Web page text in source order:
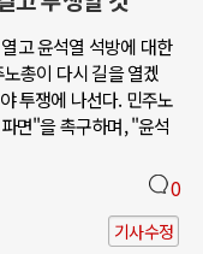
고 윤석열 석방에 대한
총이 다시 길을 열겠
투쟁에 나선다. 민주노
면"을 촉구하며, "윤석
0
기사수정